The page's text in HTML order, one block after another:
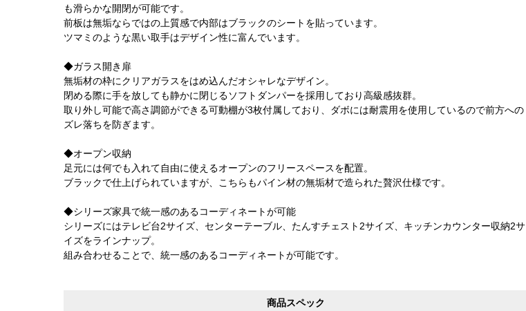
も滑らかな開閉が可能です。
前板は無垢ならではの上質感で内部はブラックのシートを貼っています。
ツマミのような黒い取手はデザイン性に富んでいます。
◆ガラス開き扉
無垢材の枠にクリアガラスをはめ込んだオシャレなデザイン。
閉める際に手を放しても静かに閉じるソフトダンパーを採用しており高級感抜群。
取り外し可能で高さ調節ができる可動棚が3枚付属しており、ダボには耐震用を使用しているので前方への
ズレ落ちを防ぎます。
◆オープン収納
足元には何でも入れて自由に使えるオープンのフリースペースを配置。
ブラックで仕上げられていますが、こちらもパイン材の無垢材で造られた贅沢仕様です。
◆シリーズ家具で統一感のあるコーディネートが可能
シリーズにはテレビ台2サイズ、センターテーブル、たんすチェスト2サイズ、キッチンカウンター収納2サ
イズをラインナップ。
組み合わせることで、統一感のあるコーディネートが可能です。
商品スペック